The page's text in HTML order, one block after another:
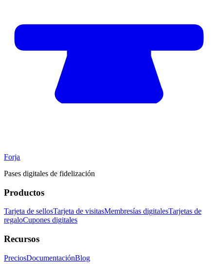
Forja
Pases digitales de fidelización
Productos
Tarjeta de sellosTarjeta de visitasMembresías digitalesTarjetas de
regaloCupones digitales
Recursos
PreciosDocumentaciónBlog